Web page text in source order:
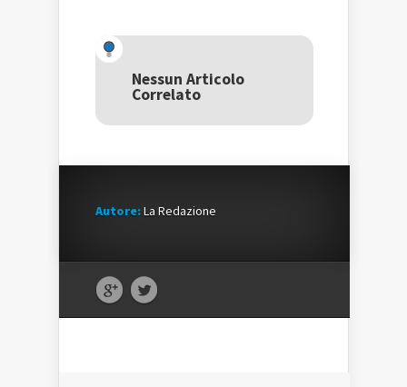
una
nuova
finestra)
nuova
finestra)
una
nuova
Nessun Articolo
Correlato
Autore:La Redazione